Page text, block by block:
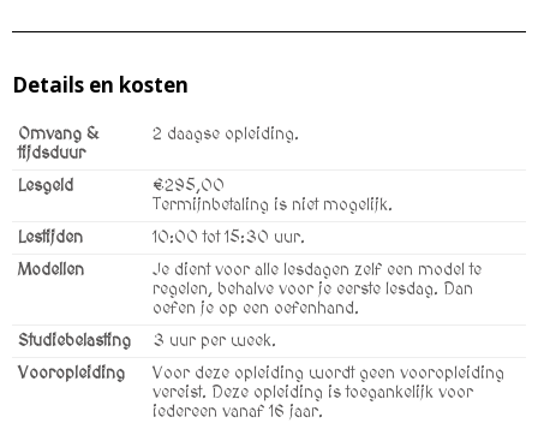
Details en kosten
Omvang &
tijdsduur
2 daagse opleiding.
Lesgeld
€295,00
Termijnbetaling is niet mogelijk.
Lestijden
10:00 tot 15:30 uur.
Modellen
Je dient voor alle lesdagen zelf een model te
regelen, behalve voor je eerste lesdag. Dan
oefen je op een oefenhand.
Studiebelasting
3 uur per week.
Vooropleiding
Voor deze opleiding wordt geen vooropleiding
vereist. Deze opleiding is toegankelijk voor
iedereen vanaf 16 jaar.